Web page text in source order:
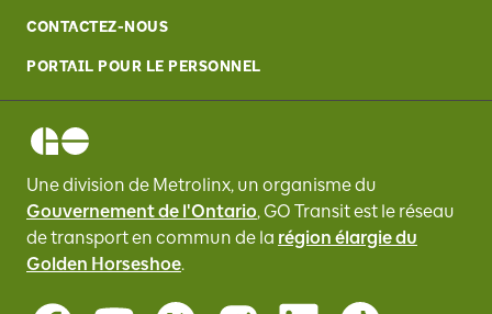
CONTACTEZ-NOUS
PORTAIL POUR LE PERSONNEL
Une division de Metrolinx, un organisme du
Gouvernement de l'Ontario, GO Transitest le réseau
de transport en commun de la région élargie du
Golden Horseshoe.